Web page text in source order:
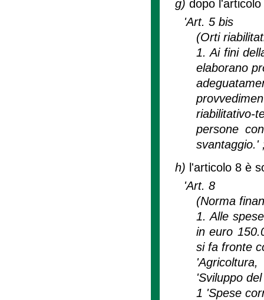
g) dopo
'Art. 5 bis
(Orti
1. Ai fini
elaborano
riabilitativo-
persone
svantaggio.'
h) l'articolo 8 è
'Art. 8
(Norma
1. Alle
in euro
si fa fronte
'Sviluppo
1 'Spese